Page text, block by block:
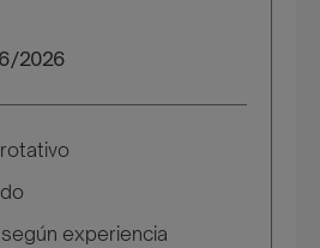
2026
experiencia